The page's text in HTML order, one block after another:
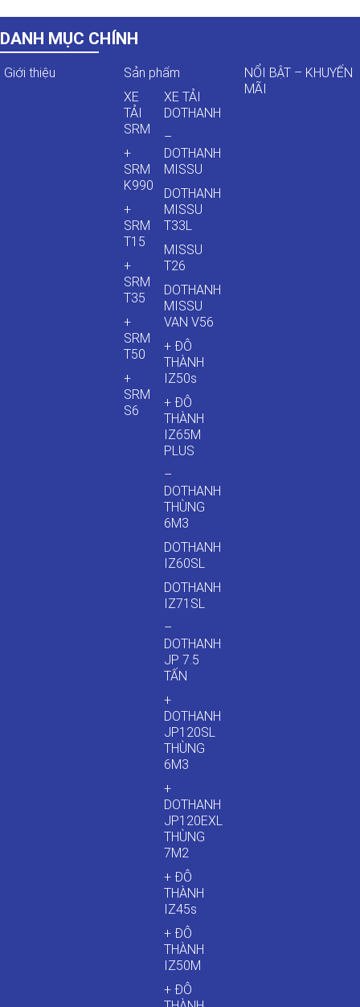
DANH MỤC CHÍNH
Giới thiệu
Sản phẩm
XE
TẢI
SRM
+
SRM
K990
+
SRM
T15
+
SRM
T35
+
SRM
T50
+
SRM
S6
XE TẢI
DOTHANH
–
DOTHANH
MISSU
DOTHANH
MISSU
T33L
MISSU
T26
DOTHANH
MISSU
VAN V56
+ ĐÔ
THÀNH
IZ50s
+ ĐÔ
THÀNH
IZ65M
PLUS
–
DOTHANH
THÙNG
6M3
DOTHANH
IZ60SL
DOTHANH
IZ71SL
–
DOTHANH
JP 7.5
TẤN
+
DOTHANH
JP120SL
THÙNG
6M3
+
DOTHANH
JP120EXL
THÙNG
7M2
+ ĐÔ
THÀNH
IZ45s
+ ĐÔ
THÀNH
IZ50M
+ ĐÔ
NỔI BẬT – KHUYẾN
MÃI